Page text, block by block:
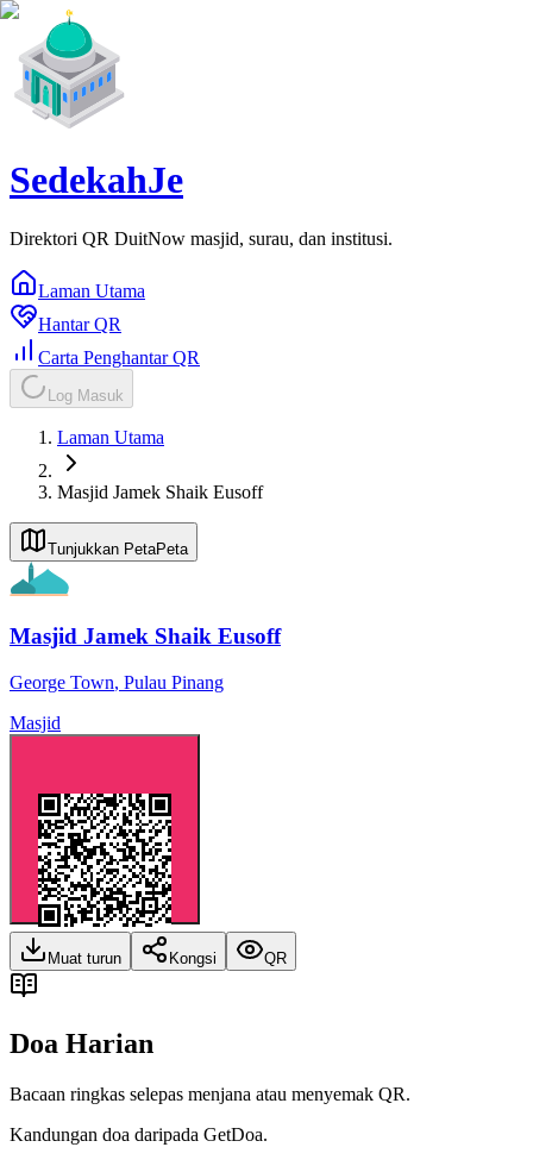
SedekahJe
Direktori QR DuitNow masjid, surau, dan institusi.
Laman Utama
Hantar QR
Carta Penghantar QR
Log Masuk
Laman Utama
Masjid Jamek Shaik Eusoff
Tunjukkan PetaPeta
Masjid Jamek Shaik Eusoff
George Town, Pulau Pinang
Masjid
Muat turun Kongsi QR
Doa Harian
Bacaan ringkas selepas menjana atau menyemak QR.
Kandungan doa daripada GetDoa.